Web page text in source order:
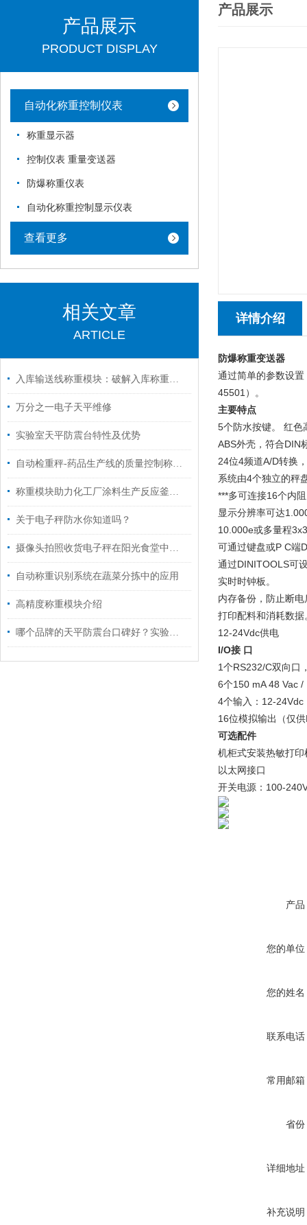
产品展示
PRODUCT DISPLAY
自动化称重控制仪表
称重显示器
控制仪表 重量变送器
防爆称重仪表
自动化称重控制显示仪表
查看更多
相关文章
ARTICLE
入库输送线称重模块：破解入库称重痛点，打通仓储数字化链路
万分之一电子天平维修
实验室天平防震台特性及优势
自动检重秤-药品生产线的质量控制称重设备
称重模块助力化工厂涂料生产反应釜的批量控制
关于电子秤防水你知道吗？
摄像头拍照收货电子秤在阳光食堂中的应用
自动称重识别系统在蔬菜分拣中的应用
高精度称重模块介绍
哪个品牌的天平防震台口碑好？实验室选型要看这几项
产品展示
详情介绍
防爆称重变送器
通过简单的参数设
45501）。
主要特点
5个防水按键。 红色
ABS外壳，符合DIN
24位4频道A/D转换
系统由4个独立的秤
***多可连接16个内
显示分辨率可达
10.000e或多量程
可通过键盘或P C端
通过DINITOOLS可
实时时钟板。
内存备份，防止断
打印配料和消耗数据
12-24Vdc供电
I/O接 口
1个RS232/C双向口
6个150 mA 48 Vac
4个输入：12-24Vdc
16位模拟输出（仅
可选配件
机柜式安装热敏打印
以太网接口
开关电源：100-
产品
您的单位
您的姓名
联系电话
常用邮箱
省份
详细地址
补充说明